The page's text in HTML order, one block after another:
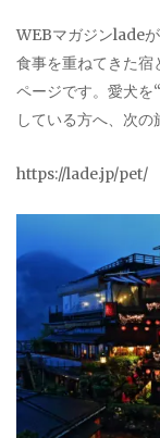
WEBマガジンlade
食事を重ねてきた宿
ページです。愛犬を
している方へ、次の
https://lade.jp/pet/